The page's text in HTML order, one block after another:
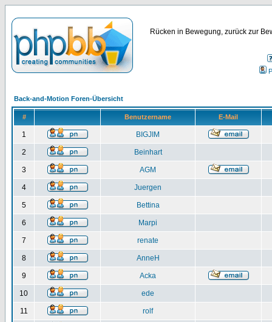
Rücken in Bewegung, zurück zur
Back-and-Motion Foren-Übersicht
# Benutzername E-Mail
1 BIGJIM
2 Beinhart
3 AGM
4 Juergen
5 Bettina
6 Marpi
7 renate
8 AnneH
9 Acka
10 ede
11 rolf